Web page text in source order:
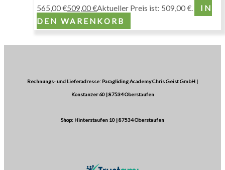
565,00 €509,00€Aktueller Preis ist: 509,00 €.
IN
DEN WARENKORB
Rechnungs- und Lieferadresse: Paragliding Academy Chris Geist GmbH |
Konstanzer 60 | 87534 Oberstaufen
Shop: Hinterstaufen 10 | 87534 Oberstaufen